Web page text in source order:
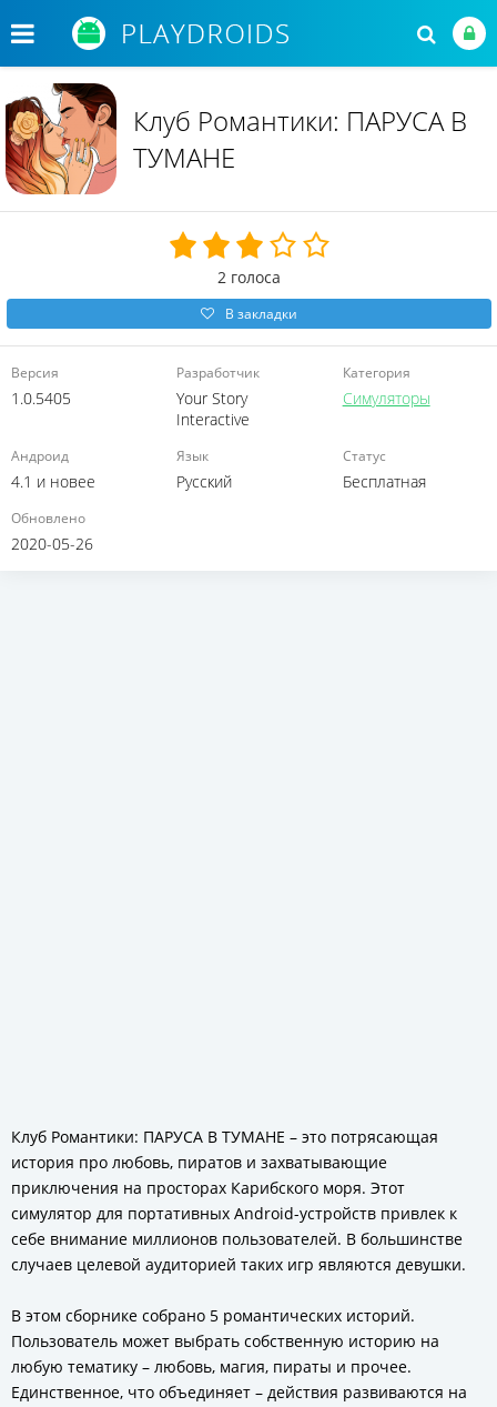
Клуб Романтики: ПАРУСА В
ТУМАНЕ
2 голоса
В закладки
Версия
1.0.5405
Разработчик
Your Story
Interactive
Категория
Симуляторы
Андроид
4.1 и новее
Язык
Русский
Статус
Бесплатная
Обновлено
2020-05-26
Клуб Романтики: ПАРУСА В ТУМАНЕ – это потрясающая
история про любовь, пиратов и захватывающие
приключения на просторах Карибского моря. Этот
симулятор для портативных Android-устройств привлек к
себе внимание миллионов пользователей. В большинстве
случаев целевой аудиторией таких игр являются девушки.
В этом сборнике собрано 5 романтических историй.
Пользователь может выбрать собственную историю на
любую тематику – любовь, магия, пираты и прочее.
Единственное, что объединяет – действия развиваются на